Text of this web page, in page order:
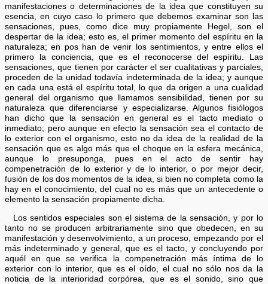
manifestaciones o determinaciones de la idea que constituyen su
esencia, en cuyo caso lo primero que debemos examinar son las
sensaciones, pues, como dice muy propiamente Hegel, son el
despertar de la idea; esto es, el primer momento del espíritu en la
naturaleza; en pos han de venir los sentimientos, y entre ellos el
primero la conciencia, que es el reconocerse del espíritu. Las
sensaciones, que tienen por carácter el ser cualitativas y parciales,
proceden de la unidad todavía indeterminada de la idea; y aunque
en cada una está el espíritu total, lo que da origen a una cualidad
general del organismo que llamamos sensibilidad, tienen por su
naturaleza que diferenciarse y especializarse. Algunos fisiólogos
han dicho que la sensación en general es el tacto mediato o
inmediato; pero aunque en efecto la sensación sea el contacto de
lo exterior con el organismo, esto no da idea de la realidad de la
sensación que es algo más que el choque en la esfera mecánica,
aunque lo presuponga, pues en el acto de sentir hay
compenetración de lo exterior y de lo interior, o por mejor decir,
fusión de los dos momentos de la idea, si bien no completa como la
hay en el conocimiento, del cual no es más que un antecedente o
elemento la sensación propiamente dicha.
Los sentidos especiales son el sistema de la sensación, y por lo
tanto no se producen arbitrariamente sino que obedecen, en su
manifestación y desenvolvimiento, a un proceso, empezando por el
más indeterminado y general, que es el tacto, y concluyendo por
aquél en que se verifica la compenetración más íntima de lo
exterior con lo interior, que es el oído, el cual no sólo nos da la
noticia de la interioridad corpórea, que es el sonido, sino que